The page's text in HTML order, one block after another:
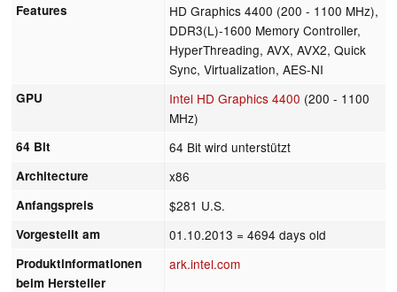
Features
HD Graphics 4400 (200 - 1100 MHz),
DDR3(L)-1600 Memory Controller,
HyperThreading, AVX, AVX2, Quick
Sync, Virtualization, AES-NI
GPU Intel HD Graphics 4400 (200 - 1100
MHz)
64 Bit 64 Bit wird unterstützt
Architecture x86
Anfangspreis $281 U.S.
Vorgestellt am 01.10.2013 = 4694 days old
Produktinformationen
beim Hersteller
ark.intel.com